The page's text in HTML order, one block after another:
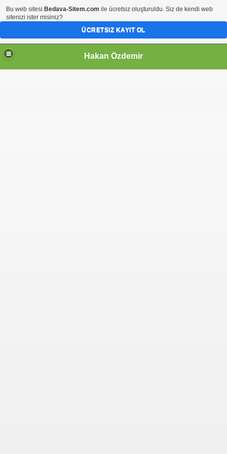
Hakan Özdemir
Bu web sitesi Bedava-Sitem.com ile ücretsiz oluşturuldu. Siz de kendi web
sitenizi ister misiniz?
ÜCRETSIZ KAYIT OL